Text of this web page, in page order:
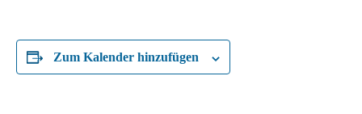
Zum Kalender hinzufügen